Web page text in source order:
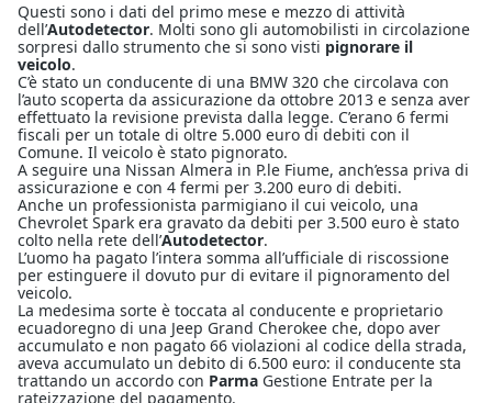
Questi sono i dati del primo mese e mezzo di attività
dell’Autodetector. Molti sono gli automobilisti in circolazione
sorpresi dallo strumento che si sono visti pignorare il
veicolo.
C’è stato un conducente di una BMW 320 che circolava con
l’auto scoperta da assicurazione da ottobre 2013 e senza aver
effettuato la revisione prevista dalla legge. C’erano 6 fermi
fiscali per un totale di oltre 5.000 euro di debiti con il
Comune. Il veicolo è stato pignorato.
A seguire una Nissan Almera in P.le Fiume, anch’essa priva di
assicurazione e con 4 fermi per 3.200 euro di debiti.
Anche un professionista parmigiano il cui veicolo, una
Chevrolet Spark era gravato da debiti per 3.500 euro è stato
colto nella rete dell’Autodetector.
L’uomo ha pagato l’intera somma all’ufficiale di riscossione
per estinguere il dovuto pur di evitare il pignoramento del
veicolo.
La medesima sorte è toccata al conducente e proprietario
ecuadoregno di una Jeep Grand Cherokee che, dopo aver
accumulato e non pagato 66 violazioni al codice della strada,
aveva accumulato un debito di 6.500 euro: il conducente sta
trattando un accordo con Parma Gestione Entrate per la
rateizzazione del pagamento.